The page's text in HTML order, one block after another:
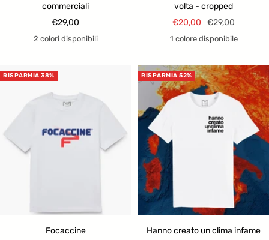
commerciali
Prezzo
di
€29,00
2 colori disponibili
volta - cropped
Prezzo
di
€20,00
Prezzo
regolare
€29,00
1 colore disponibile
RISPARMIA 38%
Focaccine
RISPARMIA 52%
Hanno creato un clima infame